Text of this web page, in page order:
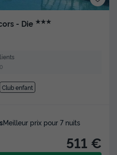
- Die ★★★
Club enfant
Meilleur prix pour 7 nuits
511 €